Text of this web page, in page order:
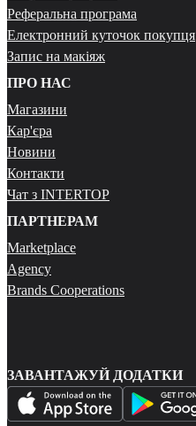
Реферальна програма
Електронний куточок покупця
Запис на макіяж
ПРО НАС
Магазини
Кар'єра
Новини
Контакти
Чат з INTERTOP
ПАРТНЕРАМ
Marketplace
Agency
Brands Cooperations
ЗАВАНТАЖУЙ ДОДАТКИ